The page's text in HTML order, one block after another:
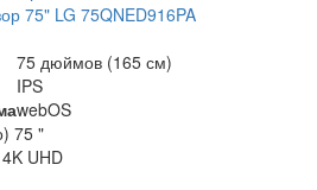
75" LG 75QNED916PA
75 дюймов (165 см)
IPS
webOS
75 "
UHD